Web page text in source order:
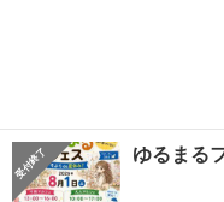
ゆるまる